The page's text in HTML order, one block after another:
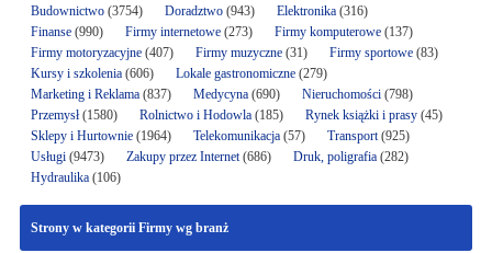
Budownictwo(3754) Doradztwo(943) Elektronika (316)
Finanse(990) Firmy internetowe (273) Firmy komputerowe(137)
Firmy motoryzacyjne(407) Firmy muzyczne(31) Firmy sportowe(83)
Kursy i szkolenia(606) Lokale gastronomiczne(279)
Marketing i Reklama(837) Medycyna(690) Nieruchomości(798)
Przemysł(1580) Rolnictwo i Hodowla(185) Rynek książki i prasy(45)
Sklepy i Hurtownie(1964) Telekomunikacja(57) Transport(925)
Usługi(9473) Zakupy przez Internet(686) Druk, poligrafia(282)
Hydraulika(106)
Strony w kategorii Firmy wg branż